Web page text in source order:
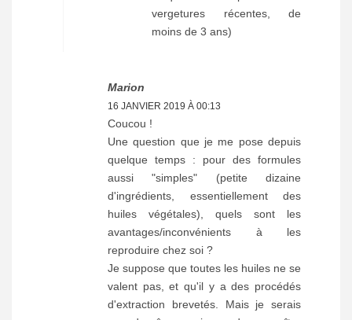
vergetures récentes, de
moins de 3 ans)
Marion
16 JANVIER 2019 À 00:13
Coucou !
Une question que je me pose depuis
quelque temps : pour des formules
aussi "simples" (petite dizaine
d'ingrédients, essentiellement des
huiles végétales), quels sont les
avantages/inconvénients à les
reproduire chez soi ?
Je suppose que toutes les huiles ne se
valent pas, et qu'il y a des procédés
d'extraction brevetés. Mais je serais